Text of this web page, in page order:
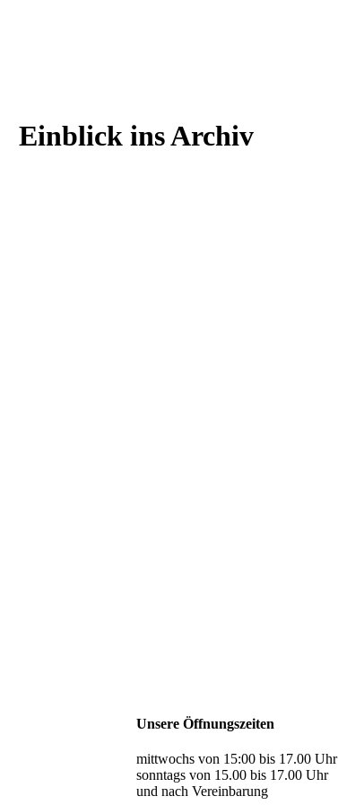
Einblick ins Archiv
Unsere Öffnungszeiten
mittwochs von 15:00 bis 17.00 Uhr
sonntags von 15.00 bis 17.00 Uhr
und nach Vereinbarung